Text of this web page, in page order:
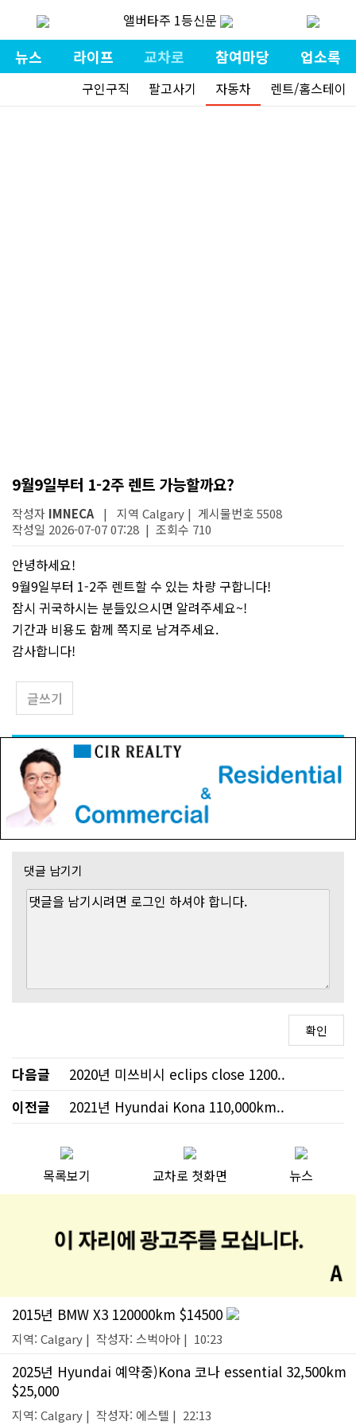
앨버타주 1등신문
뉴스 라이프 교차로 참여마당 업소록
구인구직 팔고사기 자동차 렌트/홈스테이
9월9일부터 1-2주 렌트 가능할까요?
작성자 IMNECA | 지역 Calgary | 게시물번호 5508
작성일 2026-07-07 07:28 | 조회수 710
안녕하세요!
9월9일부터 1-2주 렌트할 수 있는 차량 구합니다!
잠시 귀국하시는 분들있으시면 알려주세요~!
기간과 비용도 함께 쪽지로 남겨주세요.
감사합니다!
글쓰기
댓글 남기기
다음글
2020년 미쓰비시 eclips close 1200..
이전글
2021년 Hyundai Kona 110,000km..
목록보기 교차로 첫화면 뉴스
2015년 BMW X3 120000km $14500
지역: Calgary | 작성자: 스벅아아 | 10:23
2025년 Hyundai 예약중)Kona 코나 essential 32,500km
$25,000
지역: Calgary | 작성자: 에스텔 | 22:13